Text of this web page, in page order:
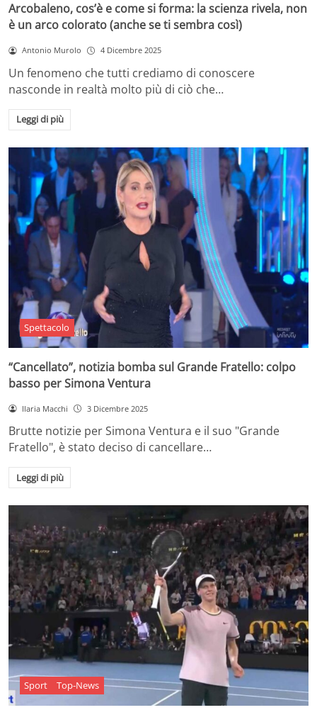
Arcobaleno, cos’è e come si forma: la scienza rivela, non
è un arco colorato (anche se ti sembra così)
Antonio Murolo 4 Dicembre 2025
Un fenomeno che tutti crediamo di conoscere
nasconde in realtà molto più di ciò che…
Leggi di più
Spettacolo
“Cancellato”, notizia bomba sul Grande Fratello: colpo
basso per Simona Ventura
Ilaria Macchi 3 Dicembre 2025
Brutte notizie per Simona Ventura e il suo "Grande
Fratello", è stato deciso di cancellare…
Leggi di più
Sport Top-News